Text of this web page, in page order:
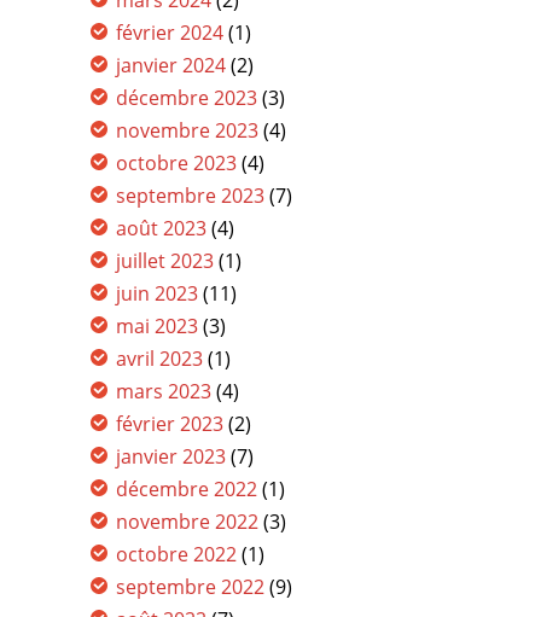
février 2024(1)
janvier 2024(2)
décembre 2023(3)
novembre 2023(4)
octobre 2023(4)
septembre 2023(7)
août 2023(4)
juillet 2023(1)
juin 2023(11)
mai 2023(3)
avril 2023(1)
mars 2023(4)
février 2023(2)
janvier 2023(7)
décembre 2022(1)
novembre 2022(3)
octobre 2022(1)
septembre 2022(9)